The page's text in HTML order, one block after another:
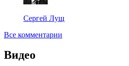
Сергей Лущ
Все комментарии
Видео